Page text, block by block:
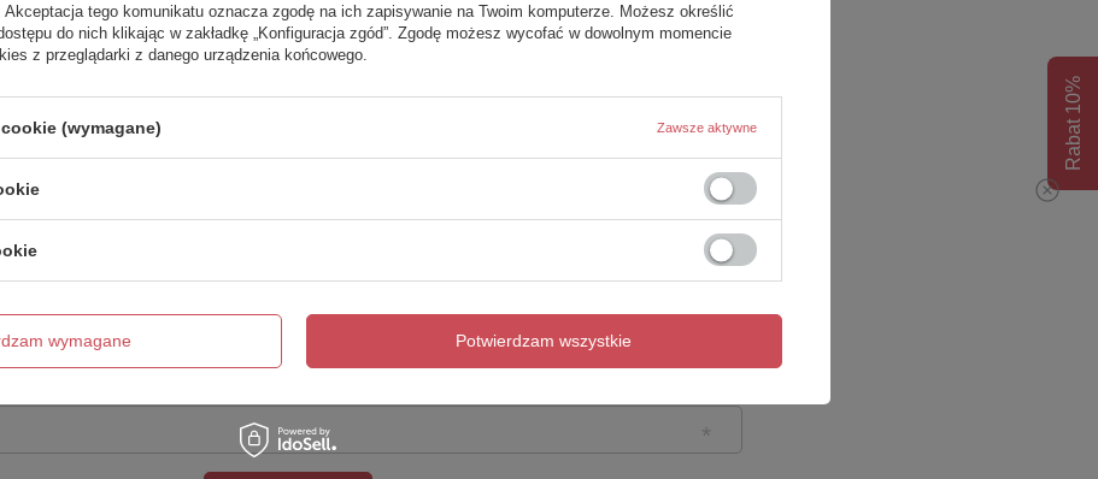
Twoja ocena:
5/5
produktu:
Rabat 10%
. Akceptacja tego komunikatu oznacza zgodę na ich zapisywanie na Twoim komputerze. Możesz określić
do nich klikając w zakładkę „Konfiguracja zgód”. Zgodę możesz wycofać w dowolnym momencie
z przeglądarki z danego urządzenia końcowego.
(wymagane) Zawsze aktywne
wymagane Potwierdzam wszystkie